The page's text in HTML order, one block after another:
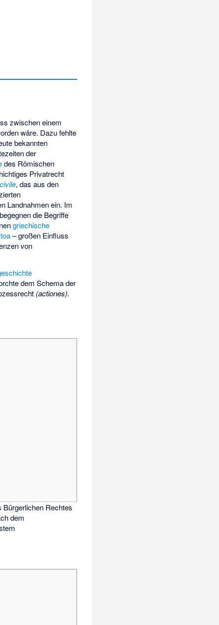
zwischen einem
wäre. Dazu fehlte
bekannten
der
des Römischen
Privatrecht
, das aus den
Landnahmen ein. Im
die Begriffe
griechische
– großen Einfluss
von
dem Schema der
(actiones).
Bürgerlichen Rechtes
dem